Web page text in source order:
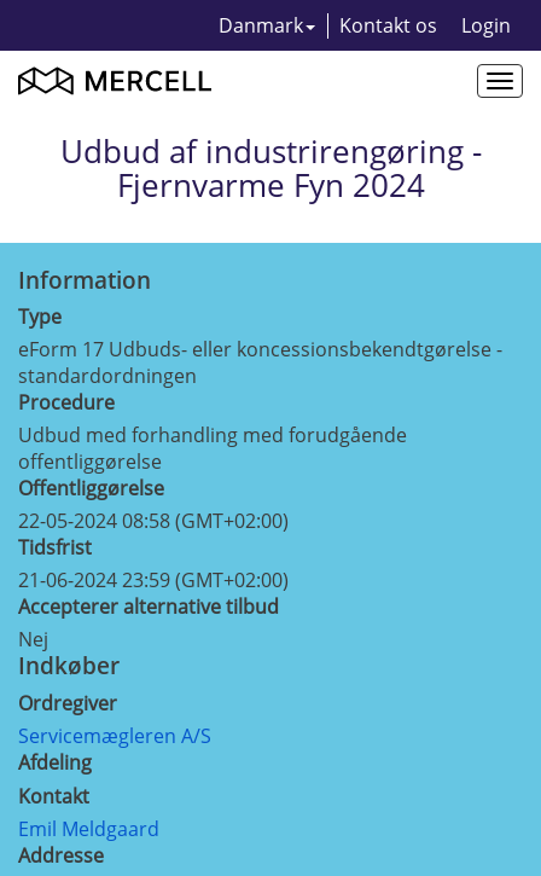
Danmark Kontakt os Login
Udbud af industrirengøring -
Fjernvarme Fyn 2024
Information
Type
eForm 17 Udbuds- eller koncessionsbekendtgørelse -
standardordningen
Procedure
Udbud med forhandling med forudgående
offentliggørelse
Offentliggørelse
22-05-2024 08:58 (GMT+02:00)
Tidsfrist
21-06-2024 23:59 (GMT+02:00)
Accepterer alternative tilbud
Nej
Indkøber
Ordregiver
Servicemægleren A/S
Afdeling
Kontakt
Emil Meldgaard
Addresse